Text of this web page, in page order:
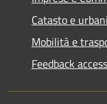
Catasto e
Mobilità e
Feedback